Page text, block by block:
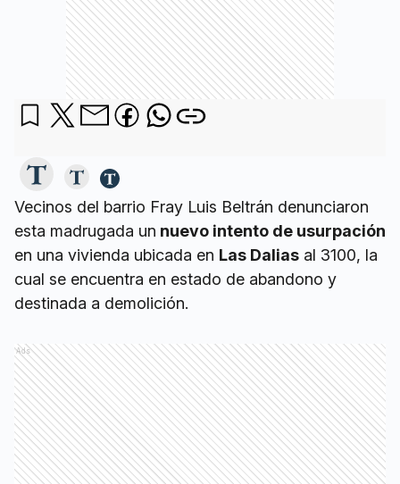
Vecinos del barrio Fray Luis Beltrán denunciaron
esta madrugada un nuevo intento de usurpación
en una vivienda ubicada en Las Dalias al 3100, la
cual se encuentra en estado de abandono y
destinada a demolición.
Ads